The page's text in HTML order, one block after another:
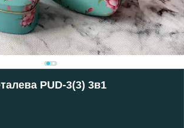
PUD-3(3) 3в1